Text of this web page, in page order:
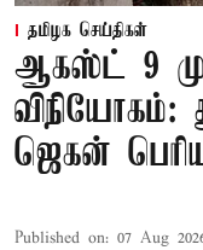
தமிழக செய்திகள்
ஆகஸ்ட் 9
விநியோகம்:
ஜெகன்
Published on: 07 Aug